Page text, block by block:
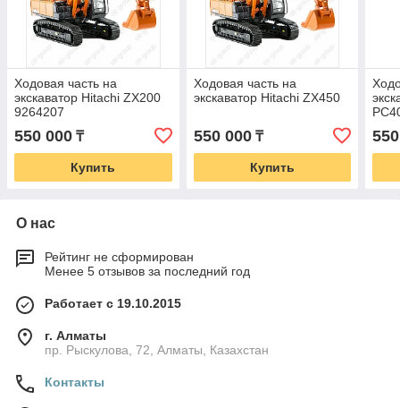
Ходовая часть на
экскаватор Hitachi ZX200
9264207
550 000 ₸
Купить
Ходовая часть на
экскаватор Hitachi ZX450
550 000₸
Купить
О нас
Рейтинг не сформирован
Менее 5 отзывов за последний год
Работает с 19.10.2015
г. Алматы
пр. Рыскулова, 72, Алматы, Казахстан
Контакты